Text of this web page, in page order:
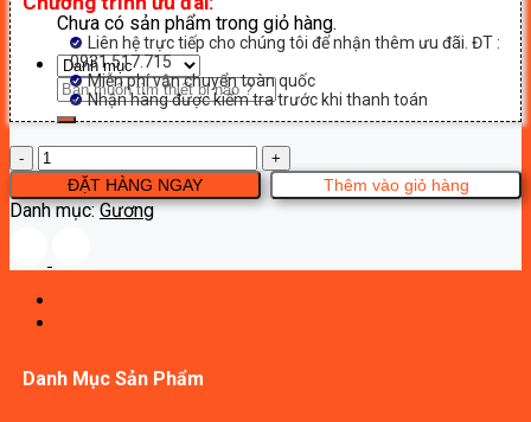
Chưa có sản phẩm trong giỏ hàng.
Tìm
kiếm:
Liên hệ trực tiếp cho chúng tôi để nhận thêm ưu đãi. ĐT :
0931.517.715
Miễn phí vận chuyển toàn quốc
Nhận hàng được kiểm tra trước khi thanh toán
Gương
Breven
MR402-
90
lượng
Thêm vào giỏ hàng
ĐẶT HÀNG NGAY
Danh mục:Gương
Danh Mục Sản Phẩm